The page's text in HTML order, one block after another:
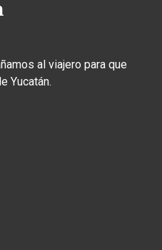
al viajero para que
Yucatán.